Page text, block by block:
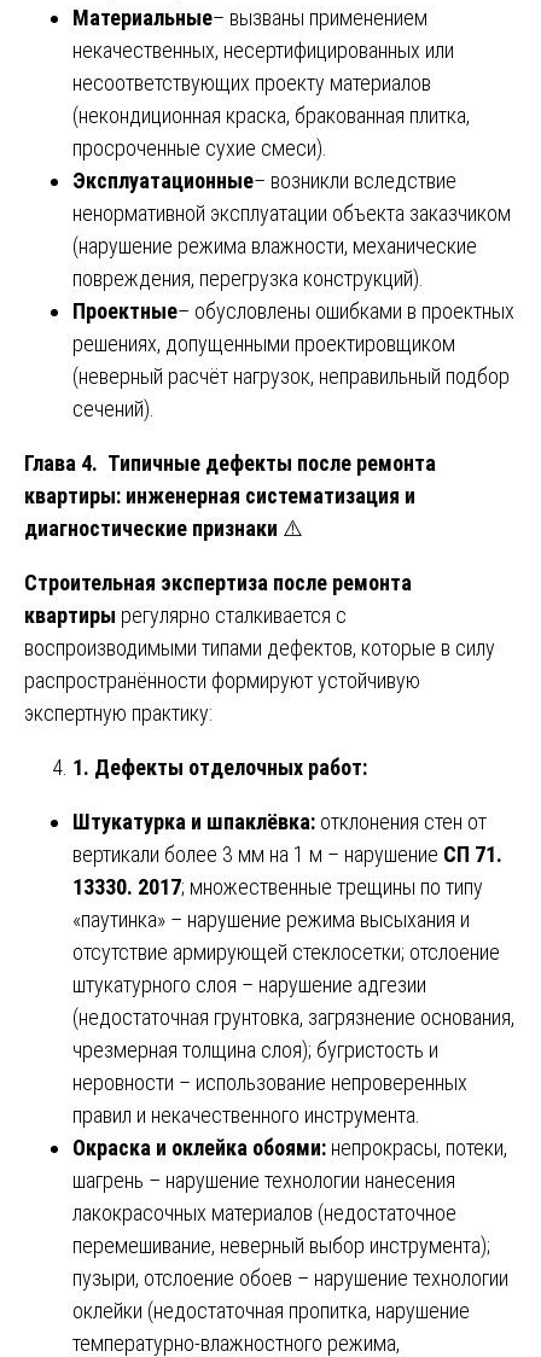
Материальные– вызваны применением
некачественных, несертифицированных или
несоответствующих проекту материалов
(некондиционная краска, бракованная плитка,
просроченные сухие смеси).
Эксплуатационные– возникли вследствие
ненормативной эксплуатации объекта заказчиком
(нарушение режима влажности, механические
повреждения, перегрузка конструкций).
Проектные– обусловлены ошибками в проектных
решениях, допущенными проектировщиком
(неверный расчёт нагрузок, неправильный подбор
сечений).
Глава 4. Типичные дефекты после ремонта
квартиры: инженерная систематизация и
диагностические признаки ⚠️
Строительная экспертиза после ремонта
квартиры регулярно сталкивается с
воспроизводимыми типами дефектов, которые в силу
распространённости формируют устойчивую
экспертную практику:
1. Дефекты отделочных работ:
Штукатурка и шпаклёвка: отклонения стен от
вертикали более 3 мм на 1 м – нарушение СП 71.
13330. 2017; множественные трещины по типу
«паутинка» – нарушение режима высыхания и
отсутствие армирующей стеклосетки; отслоение
штукатурного слоя – нарушение адгезии
(недостаточная грунтовка, загрязнение основания,
чрезмерная толщина слоя); бугристость и
неровности – использование непроверенных
правил и некачественного инструмента.
Окраска и оклейка обоями: непрокрасы, потеки,
шагрень – нарушение технологии нанесения
лакокрасочных материалов (недостаточное
перемешивание, неверный выбор инструмента);
пузыри, отслоение обоев – нарушение технологии
оклейки (недостаточная пропитка, нарушение
температурно-влажностного режима,